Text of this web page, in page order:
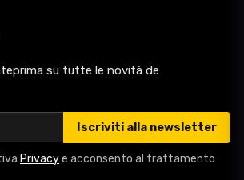
su tutte le novità de
Iscriviti alla newsletter
Privacye acconsento al trattamento